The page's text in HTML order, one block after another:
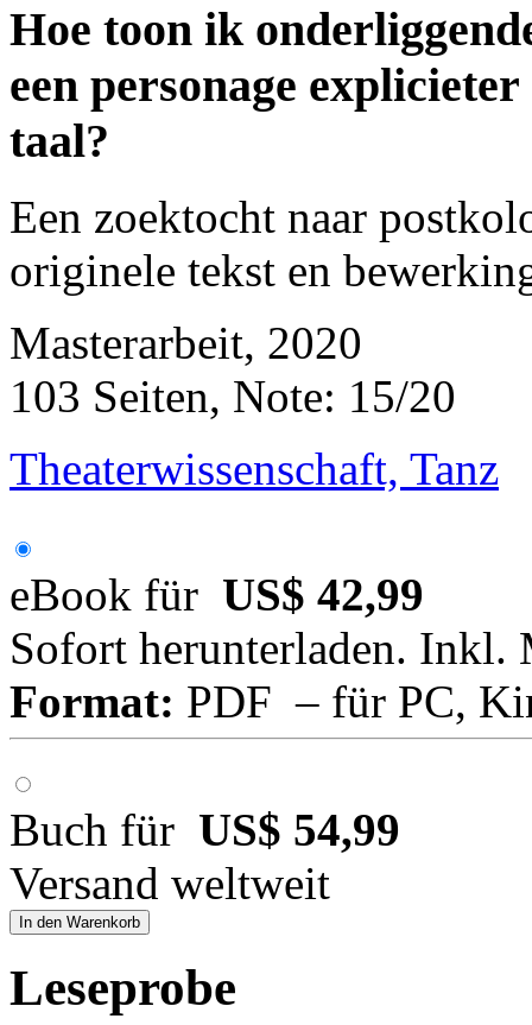
Hoe toon ik
een personage
taal?
Een zoektocht naar
originele tekst en
Masterarbeit, 2020
103 Seiten, Note: 15/20
Theaterwissenschaft, Tanz
eBook für US$ 42,99
Sofort herunterladen. Inkl.
Format: PDF – für PC,
Buch für US$ 54,99
Versand weltweit
In den Warenkorb
Leseprobe